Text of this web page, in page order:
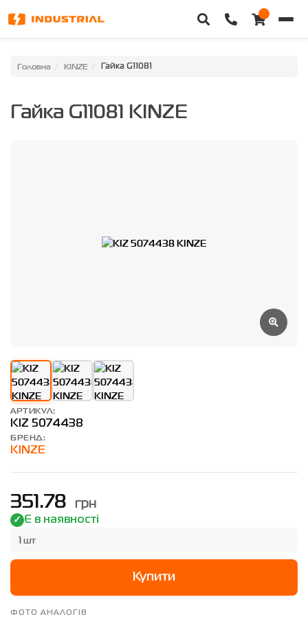
Головна
Головна KINZE Гайка G11081
Гайка G11081 KINZE
АРТИКУЛ:
KIZ 5074438
БРЕНД:
KINZE
351.78 грн
Є в наявності
1 шт
Купити
ФОТО АНАЛОГІВ